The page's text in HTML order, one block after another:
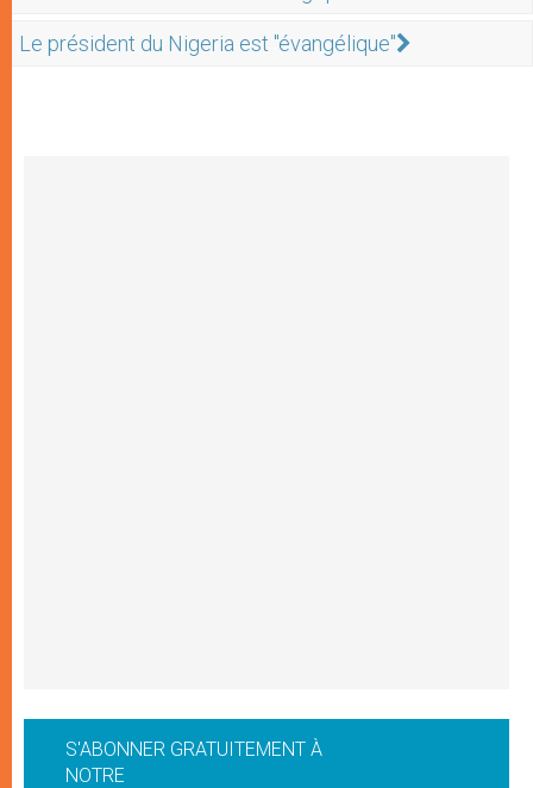
Le président du Nigeria est "évangélique"
S'ABONNER GRATUITEMENT À
NOTRE